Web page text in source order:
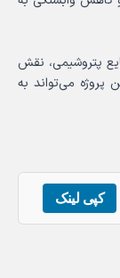
پتروشیمی، نقش
پروژه می‌تواند به
کپی لینک